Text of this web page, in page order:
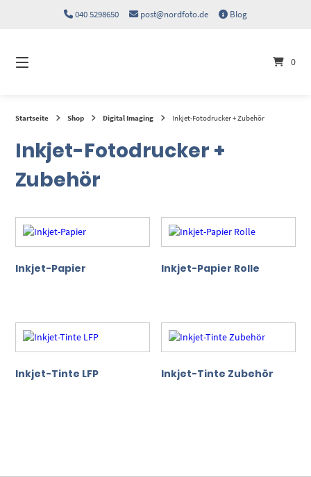
040 5298650 post@nordfoto.de Blog
0
Startseite Shop Digital Imaging Inkjet-Fotodrucker + Zubehör
Inkjet-Fotodrucker +
Zubehör
Inkjet-Papier Inkjet-Papier Rolle
Inkjet-Tinte LFP Inkjet-Tinte Zubehör